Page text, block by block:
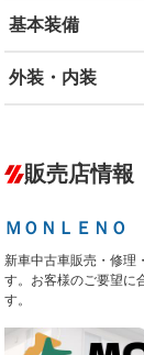
基本装備
エアバッグ：運転
－ ダウンヒルアシス
Bluetooth接続
－ レンタカーアップ
外装・内装
－ オーディオ
－
ー
LEDヘッドランプ
－ ランフラットタ
販売店情報
ＭＯＮＬＥＮＯ
新車中古車販売・修理
す。お客様のご要望に
す。